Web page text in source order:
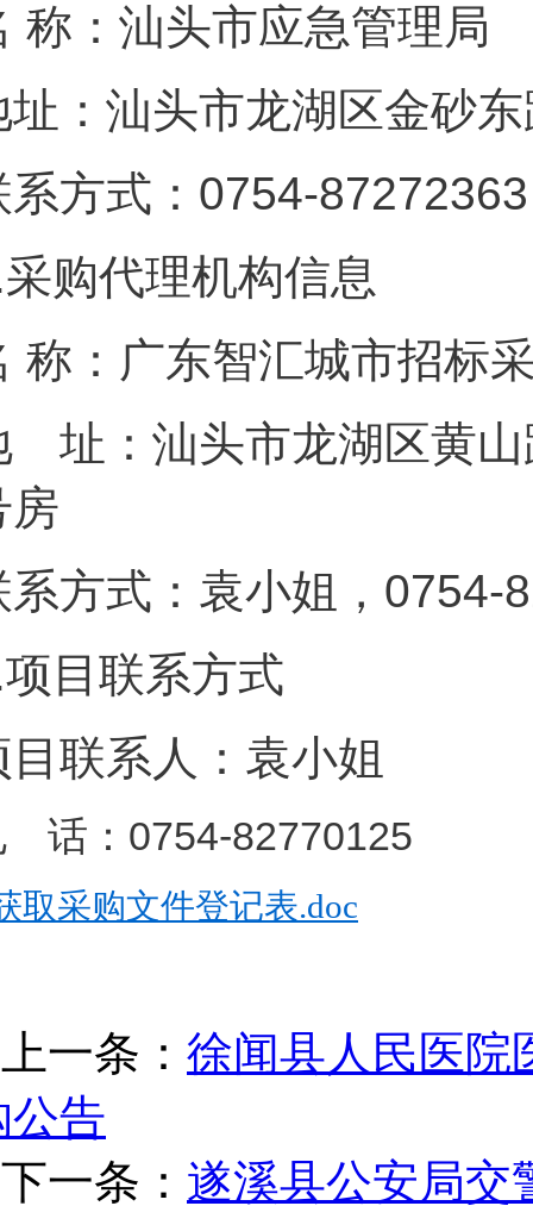
称：汕头市应急管理局
址：汕头市龙湖区金砂
系方式：0754-87272363
采购代理机构信息
称：广东智汇城市招标
址：汕头市龙湖区黄山
房
系方式：袁小姐，0754-
项目联系方式
目联系人：袁小姐
话：0754-82770125
取采购文件登记表.doc
上一条： 徐闻县人民医院
公告
下一条： 遂溪县公安局交